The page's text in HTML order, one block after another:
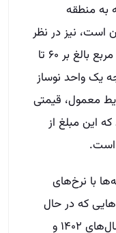
به منطقه
میلیون تومان است، نیز در نظر
بگیریم، قیمت نهایی ساخت هر متر مربع بالغ بر ۶۰ تا
یک واحد نوساز
معمول، قیمتی
که این مبلغ از
است.
با نرخ‌های
که در حال
حاضر مشاهده می‌شود، مربوط به سال‌های ۱۴۰۲ و